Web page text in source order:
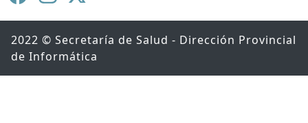
2022 © Secretaría de Salud - Dirección Provincial
de Informática